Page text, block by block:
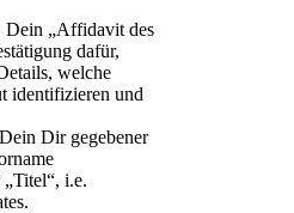
„Affidavit des
dafür,
welche
identifizieren und
Dir gegebener
i.e.